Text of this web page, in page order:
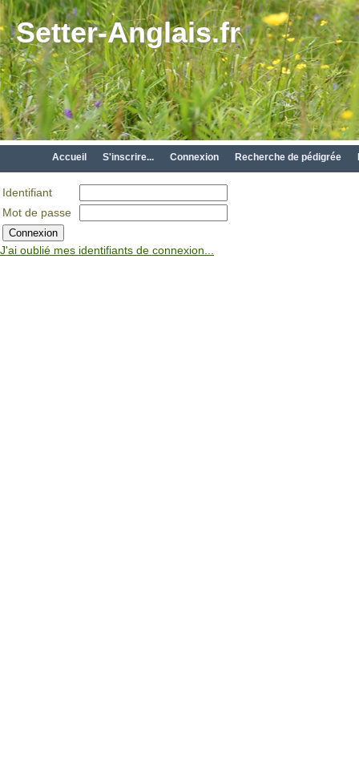
Setter-Anglais.fr
Accueil S'inscrire... Connexion Recherche de pédigrée
Identifiant
Mot de passe
J'ai oublié mes identifiants de connexion...